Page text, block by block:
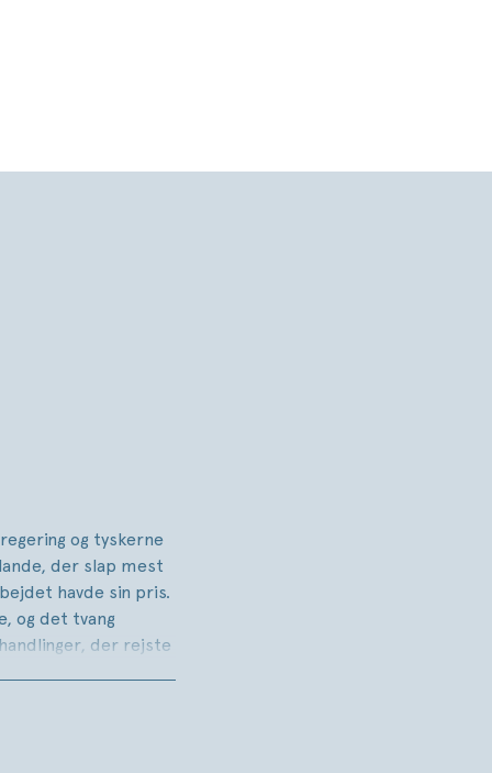
og tyskerne
der slap mest
havde sin pris.
og det tvang
der rejste
dybe spor i den
Kirchhoff et